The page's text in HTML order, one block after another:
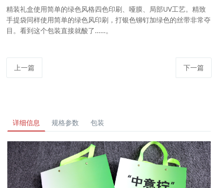
精装礼盒使用简单的绿色风格四色印刷、哑膜、局部UV工艺。精致
手提袋同样使用简单的绿色风印刷，打银色铆钉加绿色的丝带非常夺
目。看到这个包装直接就酸了……。
上一篇 下一篇
详细信息 规格参数 包装